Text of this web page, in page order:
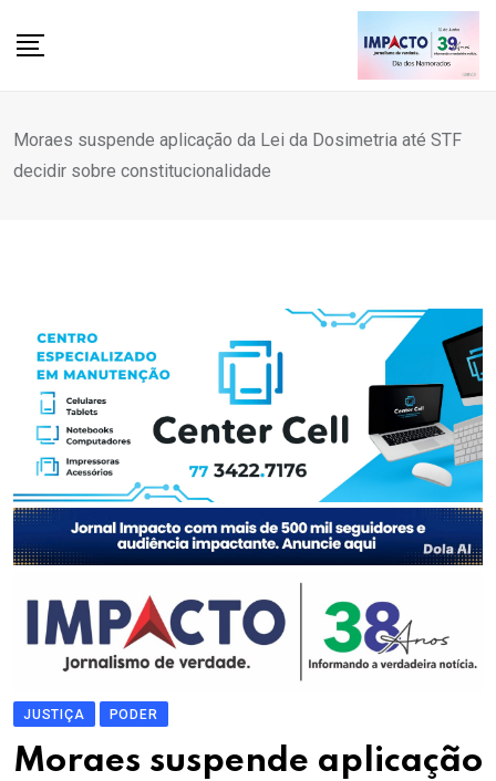
Moraes suspende aplicação da Lei da Dosimetria até STF
decidir sobre constitucionalidade
JUSTIÇA PODER
Moraes suspende aplicação